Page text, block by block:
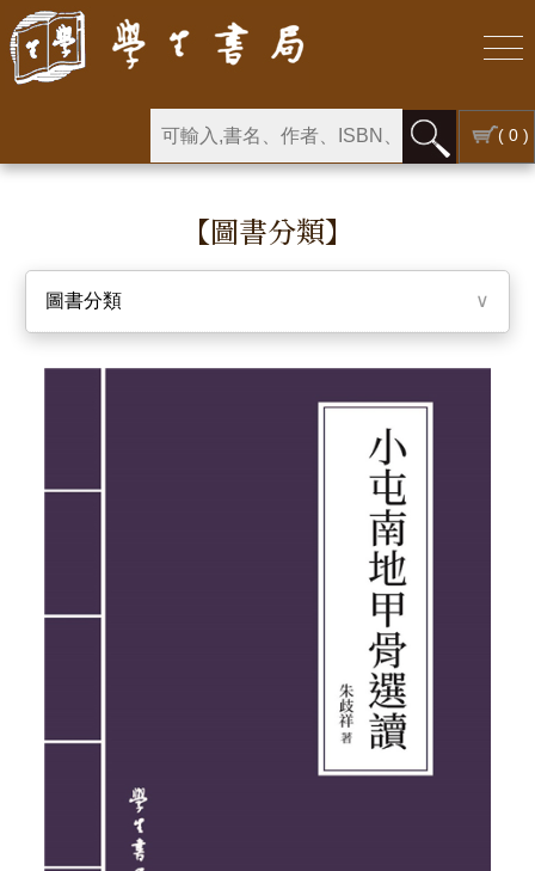
( 0 )
【圖書分類】
圖書分類 ∨